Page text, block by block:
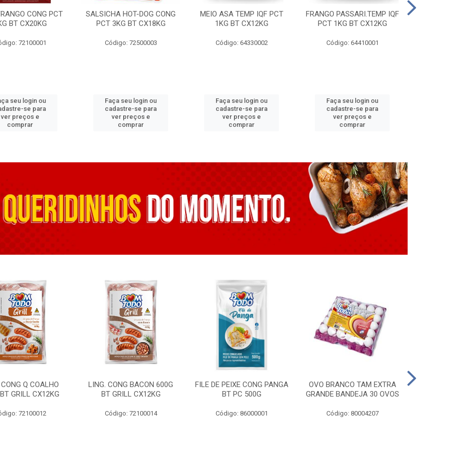
CONG PCT
BT CX20KG
72100001
seu login ou
se para
ver preços e
comprar
SALSICHA HOT-DOG CONG
PCT 3KG BT CX18KG
Código: 72500003
Faça seu login ou
cadastre-se para
ver preços e
comprar
MEIO ASA TEMP IQF PCT
1KG BT CX12KG
Código: 64330002
Faça seu login ou
cadastre-se para
ver preços e
comprar
FRANGO PASSARI.TEMP IQF
PCT 1KG BT CX12KG
Código: 64410001
Faça seu login ou
cadastre-se para
ver preços e
comprar
Q COALHO
GRILL CX12KG
72100012
LING. CONG BACON 600G
BT GRILL CX12KG
Código: 72100014
FILE DE PEIXE CONG PANGA
BT PC 500G
Código: 86000001
OVO BRANCO TAM EXTRA
GRANDE BANDEJA 30 OVOS
Código: 80004207